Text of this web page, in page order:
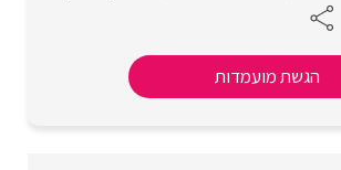
הגשת מועמדות